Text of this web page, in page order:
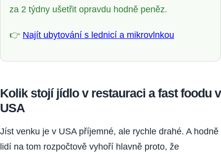
za 2 týdny ušetřit opravdu hodně peněz.
👉 Najít ubytování s lednicí a mikrovlnkou
Kolik stojí jídlo v restauraci a fast foodu v
USA
Jíst venku je v USA příjemné, ale rychle drahé. A hodně
lidí na tom rozpočtově vyhoří hlavně proto, že